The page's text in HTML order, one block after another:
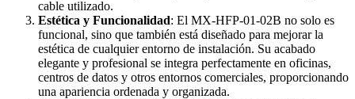
cable utilizado.
Estética y Funcionalidad: El MX-HFP-01-02B no solo es
funcional, sino que también está diseñado para mejorar la
estética de cualquier entorno de instalación. Su acabado
elegante y profesional se integra perfectamente en oficinas,
centros de datos y otros entornos comerciales, proporcionando
una apariencia ordenada y organizada.